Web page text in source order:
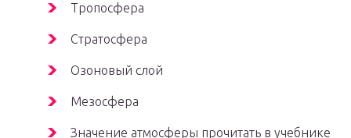
Тропосфера
Стратосфера
Озоновый слой
Мезосфера
Значение атмосферы прочитать в учебнике